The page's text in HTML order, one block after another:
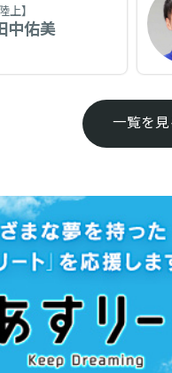
上】
中佑美
一覧を見